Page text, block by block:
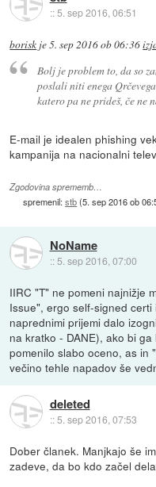
::5. sep 2016, 06:51
borisk je5. sep 2016 ob 06:36
Bolj je problem to, da so
poslali niti enega
katero pa ne prideš, če ne
E-mail je idealen phishing
kampanija na nacionalni
Zgodovina sprememb…
spremenil:stb(5. sep 2016 ob
NoName
:: 5. sep 2016, 07:00
IIRC "T" ne pomeni najnižje
Issue", ergo self-signed
naprednimi prijemi dalo
na kratko - DANE), ako bi
pomenilo slabo oceno, as in
večino tehle napadov še
deleted
::5. sep 2016, 07:53
Dober članek. Manjkajo še
zadeve, da bo kdo začel